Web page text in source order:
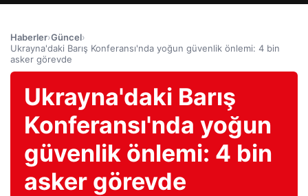
Haberler›Güncel›
Ukrayna'daki Barış Konferansı'nda yoğun güvenlik önlemi: 4 bin
asker görevde
Ukrayna'daki Barış
Konferansı'nda yoğun
güvenlik önlemi: 4 bin
asker görevde